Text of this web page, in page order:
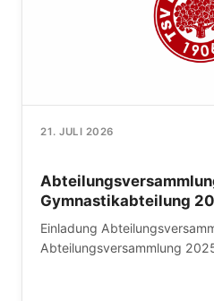
21. JULI 2026
Gymnastikabteilung
Einladung
Abteilungsversammlung